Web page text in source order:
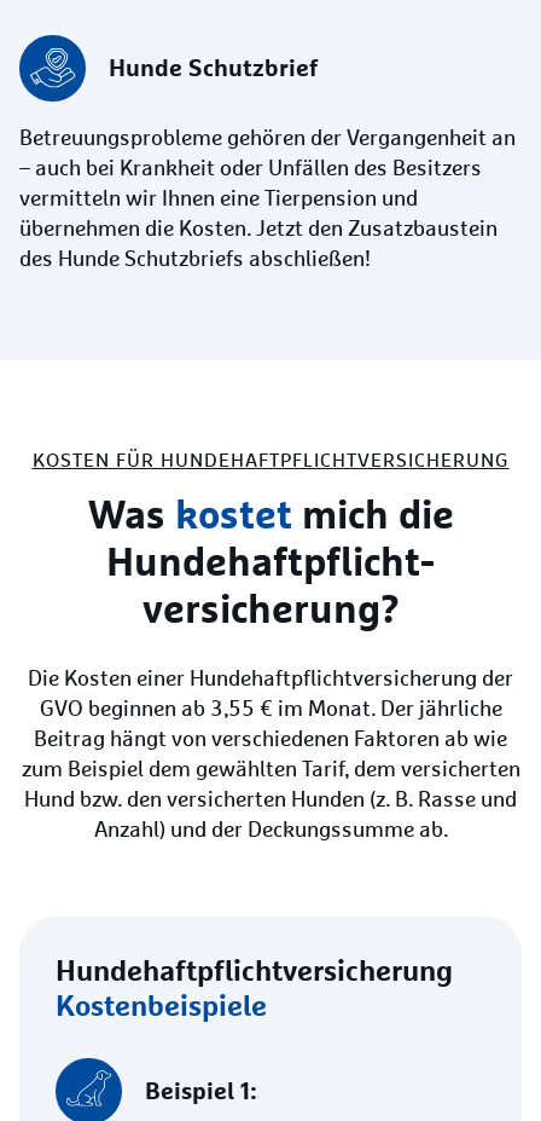
Hunde Schutzbrief
Betreuungsprobleme gehören der Vergangenheit an
– auch bei Krankheit oder Unfällen des Besitzers
vermitteln wir Ihnen eine Tierpension und
übernehmen die Kosten. Jetzt den Zusatzbaustein
des Hunde Schutzbriefs abschließen!
KOSTEN FÜR HUNDE­HAFTPFLICHT­VERSICHERUNG
Was kostet mich die
Hunde­haftpflicht­
versicherung?
Die Kosten einer Hundehaftpflichtversicherung der
GVO beginnen ab 3,55 € im Monat. Der jährliche
Beitrag hängt von verschiedenen Faktoren ab wie
zum Beispiel dem gewählten Tarif, dem versicherten
Hund bzw. den versicherten Hunden (z. B. Rasse und
Anzahl) und der Deckungssumme ab.
Hunde­haftpflicht­versicherung
Kostenbeispiele
Beispiel 1: